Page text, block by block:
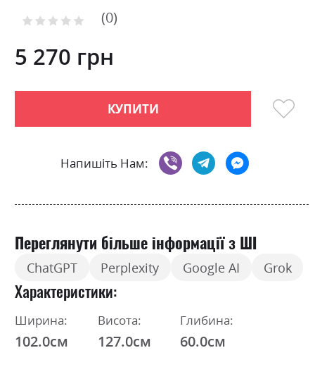
the
of
the
gallery
Рейтинг: 0
5 270 грн
КУПИТИ
Напишіть Нам:
Переглянути більше інформації з ШІ
ChatGPT Perplexity Google AI Grok
Характеристики
Ширина:
102.0см
Висота:
127.0см
Глибина:
60.0см